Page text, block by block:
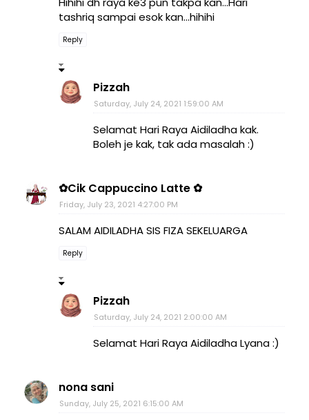
tashriq sampai esok kan...hihihi
Reply
Pizzah
Saturday, July 24, 2021 1:59:00 AM
Selamat Hari Raya Aidiladha kak.
Boleh je kak, tak ada masalah :)
✿Cik Cappuccino Latte ✿
Friday, July 23, 2021 4:27:00 PM
SALAM AIDILADHA SIS FIZA SEKELUARGA
Reply
Pizzah
Saturday, July 24, 2021 2:00:00 AM
Selamat Hari Raya Aidiladha Lyana :)
nona sani
Sunday, July 25, 2021 6:15:00 AM